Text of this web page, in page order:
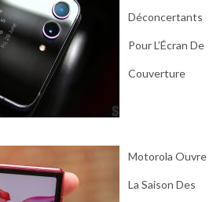
Déconcertants
Pour L’Écran De
Couverture
Motorola Ouvre
La Saison Des